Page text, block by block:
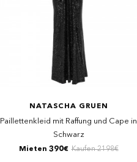
NATASCHA GRUEN
Paillettenkleid mit Raffung und Cape in
Schwarz
Mieten 390€ Kaufen 2198€